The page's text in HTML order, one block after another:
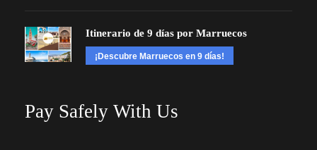
Itinerario de 9 días por Marruecos
¡Descubre Marruecos en 9 días!
Pay Safely With Us